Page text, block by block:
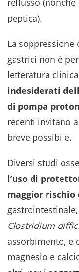
reflusso (nonché
peptica).
La soppressione
gastrici non è
letteratura
indesiderati
di pompa
recenti invitano
breve possibile.
Diversi studi
l’uso di
maggior
Clostridium
assorbimento, e
magnesio e